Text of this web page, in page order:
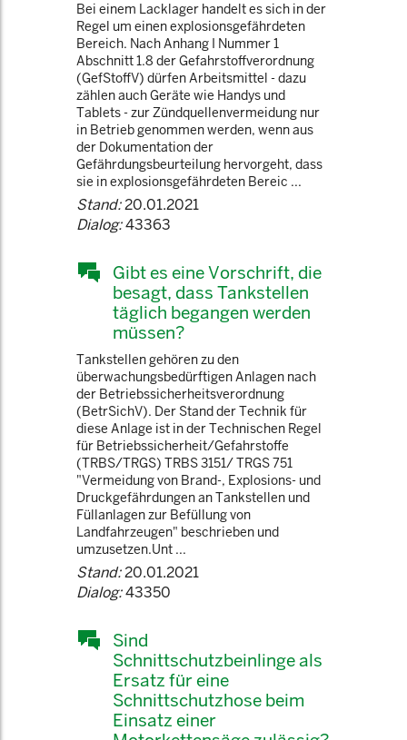
Bei einem Lacklager handelt es sich in der
Regel um einen explosionsgefährdeten
Bereich. Nach Anhang I Nummer 1
Abschnitt 1.8 der Gefahrstoffverordnung
(GefStoffV) dürfen Arbeitsmittel - dazu
zählen auch Geräte wie Handys und
Tablets - zur Zündquellenvermeidung nur
in Betrieb genommen werden, wenn aus
der Dokumentation der
Gefährdungsbeurteilung hervorgeht, dass
sie in explosionsgefährdeten Bereic ...
Stand:20.01.2021
Dialog:43363
Gibt es eine Vorschrift, die
besagt, dass Tankstellen
täglich begangen werden
müssen?
Tankstellen gehören zu den
überwachungsbedürftigen Anlagen nach
der Betriebssicherheitsverordnung
(BetrSichV). Der Stand der Technik für
diese Anlage ist in der Technischen Regel
für Betriebssicherheit/Gefahrstoffe
(TRBS/TRGS) TRBS 3151/ TRGS 751
"Vermeidung von Brand-, Explosions- und
Druckgefährdungen an Tankstellen und
Füllanlagen zur Befüllung von
Landfahrzeugen" beschrieben und
umzusetzen.Unt ...
Stand:20.01.2021
Dialog:43350
Sind
Schnittschutzbeinlinge als
Ersatz für eine
Schnittschutzhose beim
Einsatz einer